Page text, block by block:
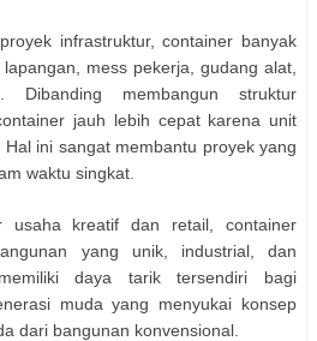
infrastruktur, container banyak
mess pekerja, gudang alat,
Dibanding membangun struktur
jauh lebih cepat karena unit
ini sangat membantu proyek yang
waktu singkat.
usaha kreatif dan retail, container
yang unik, industrial, dan
daya tarik tersendiri bagi
muda yang menyukai konsep
dari bangunan konvensional.